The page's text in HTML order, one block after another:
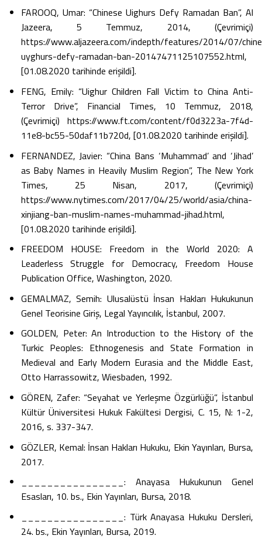
FAROOQ, Umar: “Chinese Uighurs Defy Ramadan Ban”, Al
Jazeera, 5 Temmuz, 2014, (Çevrimiçi)
https://www.aljazeera.com/indepth/features/2014/07/
uyghurs-defy-ramadan-ban-20147471125107552.html,
[01.08.2020 tarihinde erişildi].
FENG, Emily: “Uighur Children Fall Victim to China Anti-
Terror Drive”, Financial Times, 10 Temmuz, 2018,
(Çevrimiçi) https://www.ft.com/content/f0d3223a-7f4d-
11e8-bc55-50daf11b720d, [01.08.2020 tarihinde erişildi].
FERNANDEZ, Javier: “China Bans ‘Muhammad’ and ‘Jihad’
as Baby Names in Heavily Muslim Region”, The New York
Times, 25 Nisan, 2017, (Çevrimiçi)
https://www.nytimes.com/2017/04/25/world/asia/china-
xinjiang-ban-muslim-names-muhammad-jihad.html,
[01.08.2020 tarihinde erişildi].
FREEDOM HOUSE: Freedom in the World 2020: A
Leaderless Struggle for Democracy, Freedom House
Publication Office, Washington, 2020.
GEMALMAZ, Semih: Ulusalüstü İnsan Hakları Hukukunun
Genel Teorisine Giriş, Legal Yayıncılık, İstanbul, 2007.
GOLDEN, Peter: An Introduction to the History of the
Turkic Peoples: Ethnogenesis and State Formation in
Medieval and Early Modern Eurasia and the Middle East,
Otto Harrassowitz, Wiesbaden, 1992.
GÖREN, Zafer: “Seyahat ve Yerleşme Özgürlüğü”, İstanbul
Kültür Üniversitesi Hukuk Fakültesi Dergisi, C. 15, N: 1-2,
2016, s. 337-347.
GÖZLER, Kemal: İnsan Hakları Hukuku, Ekin Yayınları, Bursa,
2017.
________________: Anayasa Hukukunun Genel
Esasları, 10. bs., Ekin Yayınları, Bursa, 2018.
________________: Türk Anayasa Hukuku Dersleri,
24. bs., Ekin Yayınları, Bursa, 2019.